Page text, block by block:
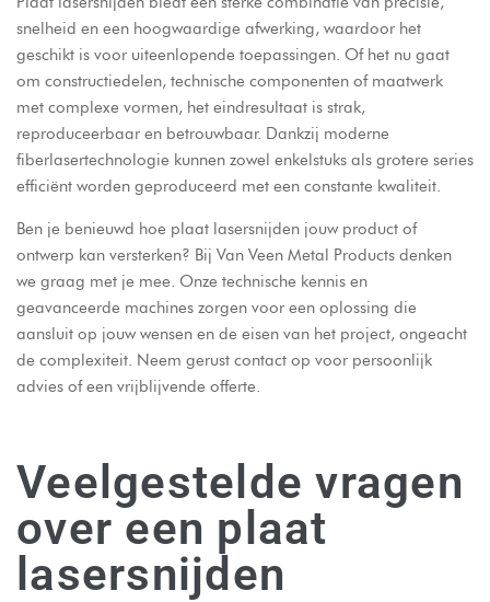
snelheid en een hoogwaardige afwerking, waardoor het
geschikt is voor uiteenlopende toepassingen. Of het nu gaat
om constructiedelen, technische componenten of maatwerk
met complexe vormen, het eindresultaat is strak,
reproduceerbaar en betrouwbaar. Dankzij moderne
fiberlasertechnologie kunnen zowel enkelstuks als grotere series
efficiënt worden geproduceerd met een constante kwaliteit.
Ben je benieuwd hoe plaat lasersnijden jouw product of
ontwerp kan versterken? Bij Van Veen Metal Products denken
we graag met je mee. Onze technische kennis en
geavanceerde machines zorgen voor een oplossing die
aansluit op jouw wensen en de eisen van het project, ongeacht
de complexiteit. Neem gerust contact op voor persoonlijk
advies of een vrijblijvende offerte.
Veelgestelde vragen
over een plaat
lasersnijden